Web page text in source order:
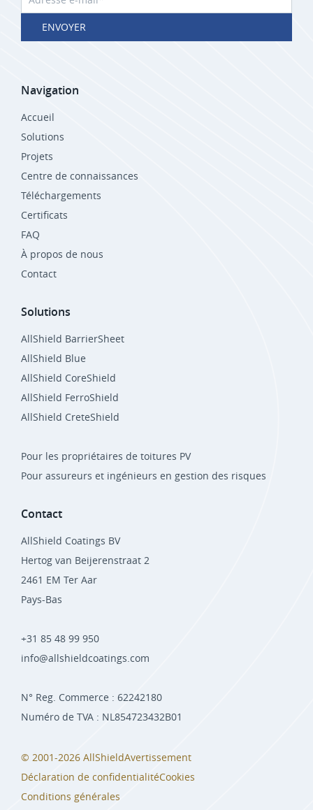
ENVOYER
Navigation
Accueil
Solutions
Projets
Centre de connaissances
Téléchargements
Certificats
FAQ
À propos de nous
Contact
Solutions
AllShield BarrierSheet
AllShield Blue
AllShield CoreShield
AllShield FerroShield
AllShield CreteShield
Pour les propriétaires de toitures PV
Pour assureurs et ingénieurs en gestion des risques
Contact
AllShield Coatings BV
Hertog van Beijerenstraat 2
2461 EM Ter Aar
Pays-Bas
+31 85 48 99 950
info@allshieldcoatings.com
N° Reg. Commerce : 62242180
Numéro de TVA : NL854723432B01
© 2001-2026 AllShieldAvertissement
Déclaration de confidentialitéCookies
Conditions générales